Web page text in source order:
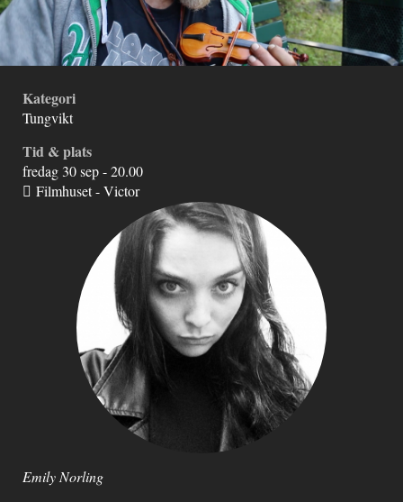
Kategori
Tungvikt
Tid & plats
fredag 30 sep - 20.00
Filmhuset - Victor
Emily Norling